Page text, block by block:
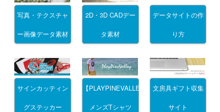
写真・テクスチャ
ー画像データ素材
2D・3D CADデー
タ素材
データサイトの作
り方
サインカッティン
グステッカー
【PLAYPINEVALLEY】
メンズTシャツ
文房具ギフト収集
サイト